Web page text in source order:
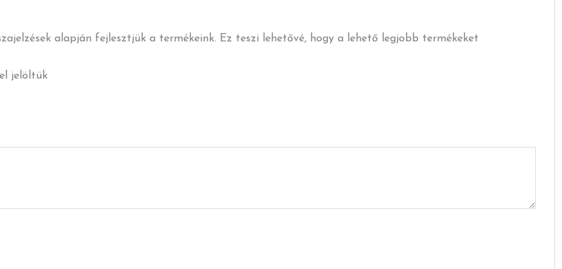
alapján fejlesztjük a termékeink. Ez teszi lehetővé, hogy a lehető legjobb termékeket
jelöltük